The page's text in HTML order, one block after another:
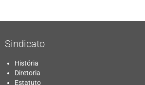
Sindicato
História
Diretoria
Estatuto